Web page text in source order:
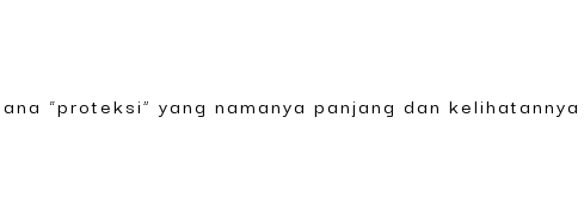
“proteksi” yang namanya panjang dan kelihatannya